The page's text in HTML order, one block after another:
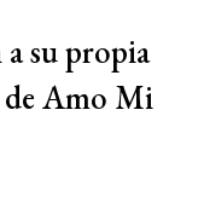
su propia
de Amo Mi